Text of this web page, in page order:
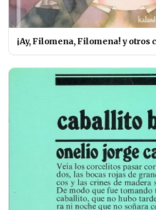
¡Ay, Filomena, Filomena! y otros